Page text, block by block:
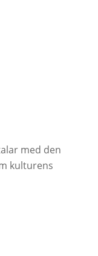
med den
kulturens